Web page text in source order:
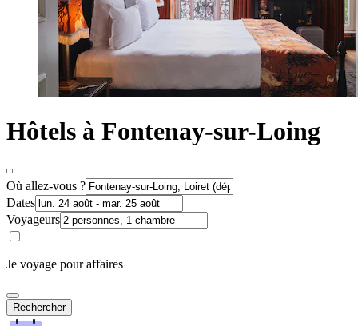
Hôtels à Fontenay-sur-Loing
Où allez-vous ?
Dates
Voyageurs
Je voyage pour affaires
Rechercher